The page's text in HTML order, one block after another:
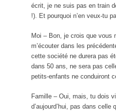
écrit, je ne suis pas en train
!). Et pourquoi n’en veux-tu
Moi – Bon, je crois que vous
m’écouter dans les
cette société ne durera pas
dans 50 ans, ne sera pas
petits-enfants ne conduiront
Famille – Oui, mais, tu dois
d’aujourd’hui, pas dans celle